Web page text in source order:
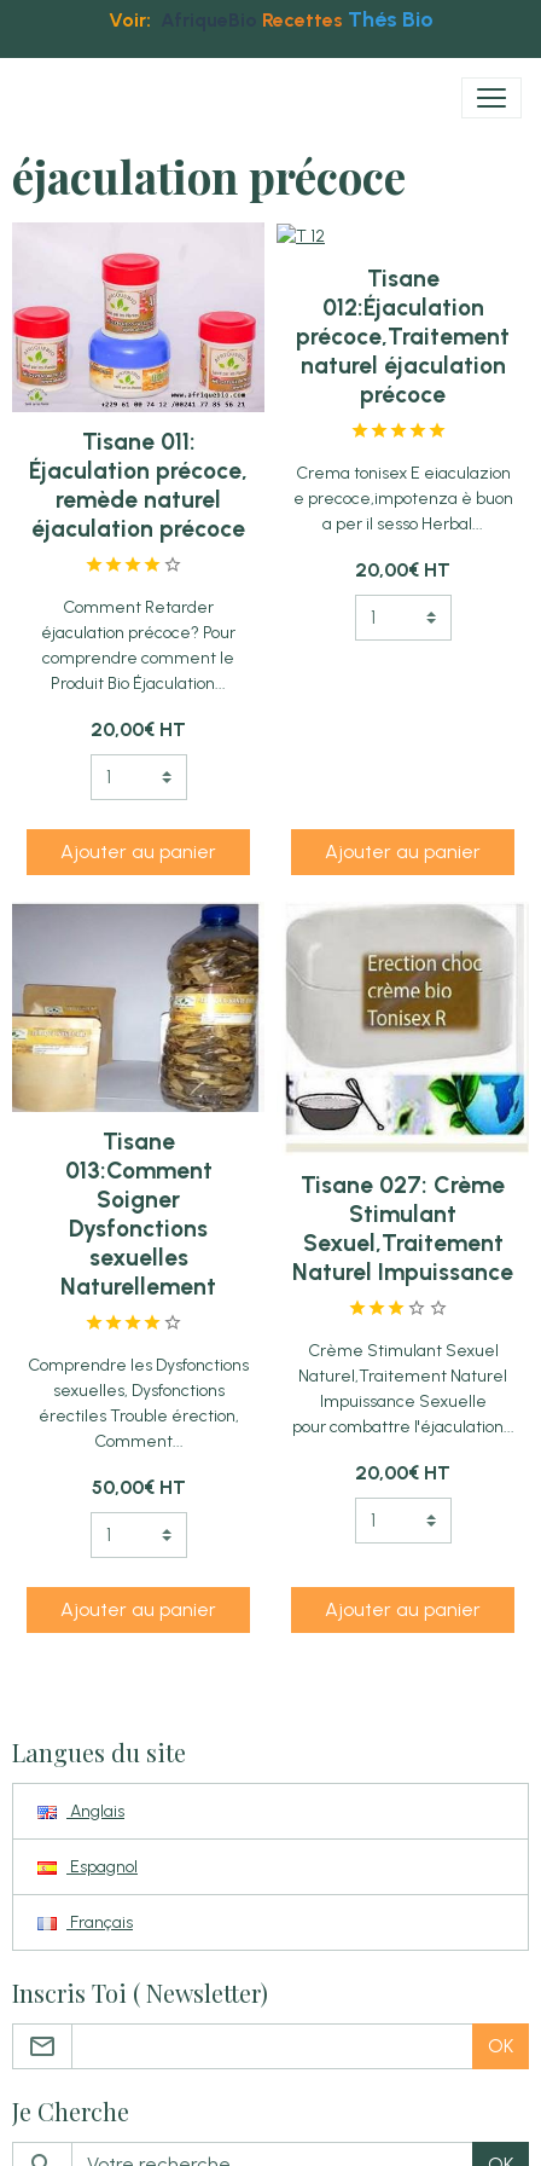
Voir: Recettes Thés Bio
éjaculation précoce
Tisane 011:
Éjaculation précoce,
remède naturel
éjaculation précoce
Comment Retarder
éjaculation précoce? Pour
comprendre comment le
Produit Bio Éjaculation...
20,00€ HT
Ajouter au panier
Tisane
012:Éjaculation
précoce,Traitement
naturel éjaculation
précoce
Crema tonisex E eiaculazion
e precoce,impotenza è buon
a per il sesso Herbal...
20,00€ HT
Ajouter au panier
Tisane
013:Comment
Soigner
Dysfonctions
sexuelles
Naturellement
Comprendre les Dysfonctions
sexuelles, Dysfonctions
érectiles Trouble érection,
Comment...
50,00€ HT
Ajouter au panier
Tisane 027: Crème
Stimulant
Sexuel,Traitement
Naturel Impuissance
Crème Stimulant Sexuel
Naturel,Traitement Naturel
Impuissance Sexuelle
pour combattre l'éjaculation...
20,00€ HT
Ajouter au panier
Langues du site
Anglais
Espagnol
Français
Inscris Toi ( Newsletter)
OK
Je Cherche